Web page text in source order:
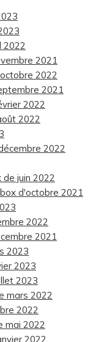
2022
2021
2022
2021
2022
2022
2022
juin 2022
d'octobre 2021
2022
2021
2023
2023
2023
mars 2022
2022
mai 2022
2022